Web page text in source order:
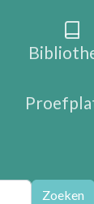
Zoeken